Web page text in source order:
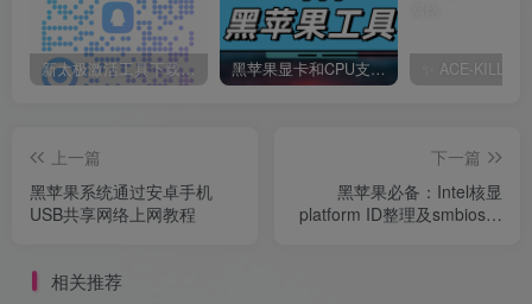
新太极激活工具下载/教程/充值/开户(QQ交流群号749113977) 黑苹果显卡和CPU支持情况以及购买硬件防踩坑指南
上一篇
黑苹果系统通过安卓手机
USB共享网络上网教程
下一篇
黑苹果必备：Intel核显
platform ID整理及smbios速
相关推荐